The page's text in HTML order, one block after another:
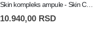
Skin kompleks ampule - Skin Complex+ - 30 ampula
10.940,00 RSD